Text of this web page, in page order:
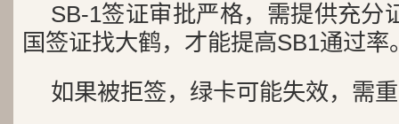
SB-1签证审批严格，需提供充分
国签证找大鹤，才能提高SB1通过率
如果被拒签，绿卡可能失效，需